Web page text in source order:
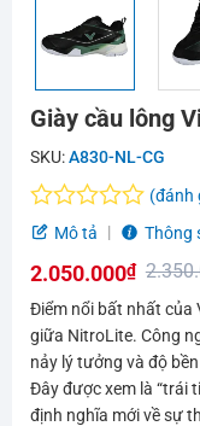
Giày cầu lông
SKU:A830-NL-CG
Được
hạng
0.0
5
sao
(đánh
Mô tả
Thông
Giá
gốc
là:
2.350.000₫.
2.050.000₫
Giá
hiện
tại
là:
Điểm nổi bất nhất của
giữa NitroLite. Công
nảy lý tưởng và độ
Đây được xem là “trái
định nghĩa mới về sự